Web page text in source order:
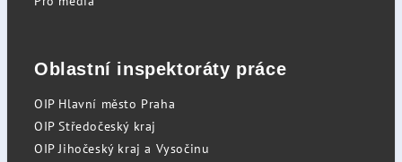
Oblastní inspektoráty práce
OIP Hlavní město Praha
OIP Středočeský kraj
OIP Jihočeský kraj a Vysočinu